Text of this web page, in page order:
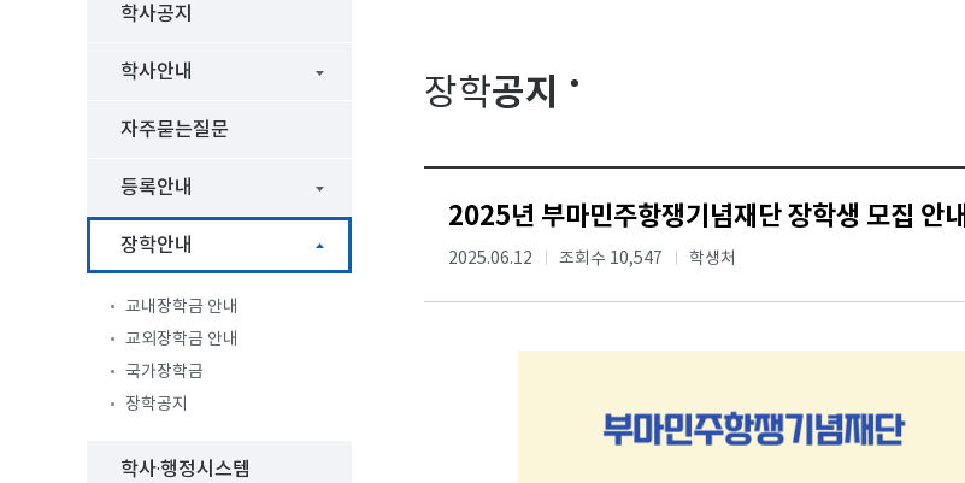
장학공지
2025년 부마민주항쟁기념재단 장학생 모집 안내
2025.06.12 조회수 10,547 학생처
학사공지
학사안내
자주묻는질문
등록안내
장학안내
교내장학금 안내
교외장학금 안내
국가장학금
장학공지
학사·행정시스템